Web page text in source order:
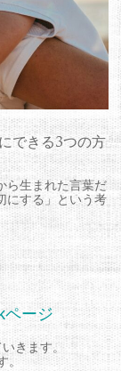
できる3つの方
ら生まれた言葉だ
にする」という考
ページ
きます。
。